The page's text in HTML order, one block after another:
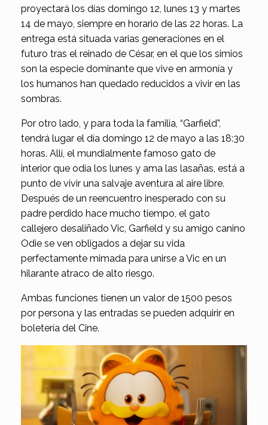
proyectará los días domingo 12, lunes 13 y martes
14 de mayo, siempre en horario de las 22 horas. La
entrega está situada varias generaciones en el
futuro tras el reinado de César, en el que los simios
son la especie dominante que vive en armonía y
los humanos han quedado reducidos a vivir en las
sombras.
Por otro lado, y para toda la familia, “Garfield”,
tendrá lugar el día domingo 12 de mayo a las 18:30
horas. Allí, el mundialmente famoso gato de
interior que odia los lunes y ama las lasañas, está a
punto de vivir una salvaje aventura al aire libre.
Después de un reencuentro inesperado con su
padre perdido hace mucho tiempo, el gato
callejero desaliñado Vic, Garfield y su amigo canino
Odie se ven obligados a dejar su vida
perfectamente mimada para unirse a Vic en un
hilarante atraco de alto riesgo.
Ambas funciones tienen un valor de 1500 pesos
por persona y las entradas se pueden adquirir en
boletería del Cine.